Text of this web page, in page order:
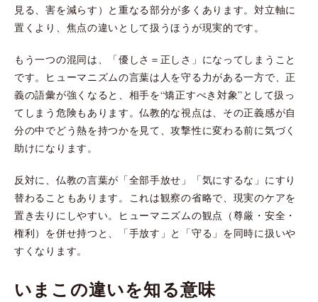
見る、害を減らす）と重なる部分が多くあります。対立軸に
置くより、焦点の違いとして扱うほうが現実的です。
もう一つの混同は、「優しさ＝正しさ」になってしまうこと
です。ヒューマニズムの言葉は人を守る力がある一方で、正
義の語彙が強くなると、相手を“矯正すべき対象”として扱っ
てしまう危険もあります。仏教的な視点は、その正義感が自
分の中でどう熱を持つかを見て、攻撃性に変わる前に気づく
助けになります。
反対に、仏教の言葉が「全部手放せ」「気にするな」にすり
替わることもあります。これは観察の省略で、現実のケアを
置き去りにしやすい。ヒューマニズムの観点（尊厳・安全・
権利）を併せ持つと、「手放す」と「守る」を同時に扱いや
すくなります。
いまこの違いを知る意味